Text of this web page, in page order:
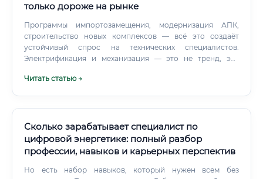
только дороже на рынке
Программы импортозамещения, модернизация АПК,
строительство новых комплексов — всё это создаёт
устойчивый спрос на технических специалистов.
Электрификация и механизация — это не тренд, это
сельское хозяйство невозможно. Специалист по
стабильную зарплату с реальными перспективами роста
🔹 Имеет социальный пакет, нередко — жильё и питание
от работодателя 🔹 Востребован в любом регионе страны
🔹 Работает с интересным и постоянно обновляющимся
оборудованием Карьерный рост: куда расти специалисту
Читать статью →
Сколько зарабатывает специалист по
цифровой энергетике: полный разбор
профессии, навыков и карьерных перспектив
Но есть набор навыков, который нужен всем без